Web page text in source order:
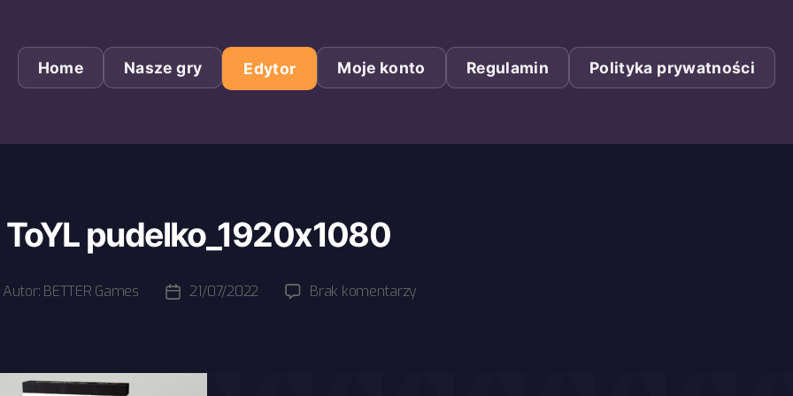
Home Nasze gry Edytor Moje konto Regulamin Polityka prywatności
ToYL pudelko_1920x1080
Autor: BETTER Games
Data21/07/2022 Brak komentarzy